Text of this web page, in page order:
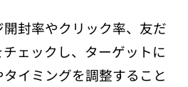
封率やクリック率、友だ
ェックし、ターゲットに
イミングを調整すること